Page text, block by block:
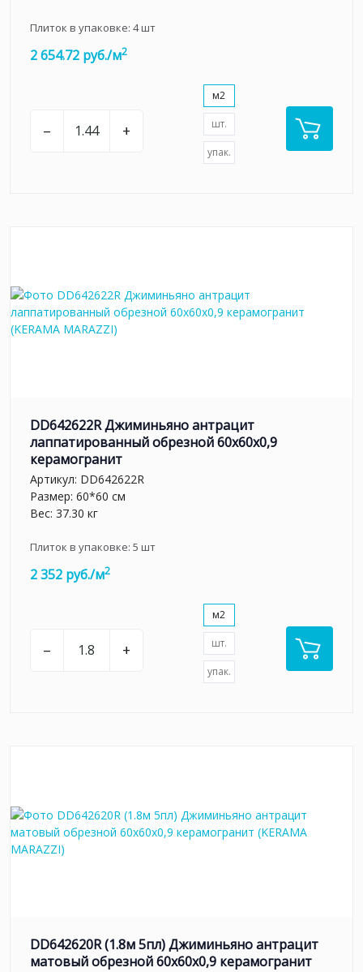
Плиток в упаковке: 4шт
2 654.72 руб./м2
– +
м2
шт.
упак.
DD642622R Джиминьяно антрацит
лаппатированный обрезной 60х60x0,9
керамогранит
Артикул: DD642622R
Размер: 60*60 см
Вес: 37.30 кг
Плиток в упаковке: 5 шт
2 352 руб./м2
– +
м2
шт.
упак.
DD642620R (1.8м 5пл) Джиминьяно антрацит
матовый обрезной 60х60x0,9 керамогранит